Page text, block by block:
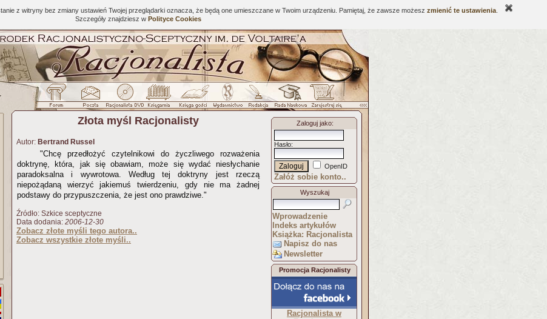
z witryny bez zmiany ustawień Twojej przeglądarki oznacza, że będą one umieszczane w Twoim urządzeniu. Pamiętaj, że zawsze możesz zmienić te ustawienia
Szczegóły znajdziesz w Polityce Cookies
Złota myśl Racjonalisty
Autor: Bertrand Russel
"Chcę przedłożyć czytelnikowi do życzliwego rozważenia
doktrynę, która, jak się obawiam, może się wydać niesłychanie
paradoksalna i wywrotowa. Według tej doktryny jest rzeczą
niepożądaną wierzyć jakiemuś twierdzeniu, gdy nie ma żadnej
podstawy do przypuszczenia, że jest ono prawdziwe."
Źródło: Szkice sceptyczne
Data dodania: 2006-12-30
Zobacz złote myśli tego autora..
Zobacz wszystkie złote myśli..
Zaloguj jako:
Hasło:
OpenID
Załóż sobie konto..
Wyszukaj
Wprowadzenie
Indeks artykułów
Książka: Racjonalista
Napisz do nas
Newsletter
Promocja Racjonalisty
Racjonalista w